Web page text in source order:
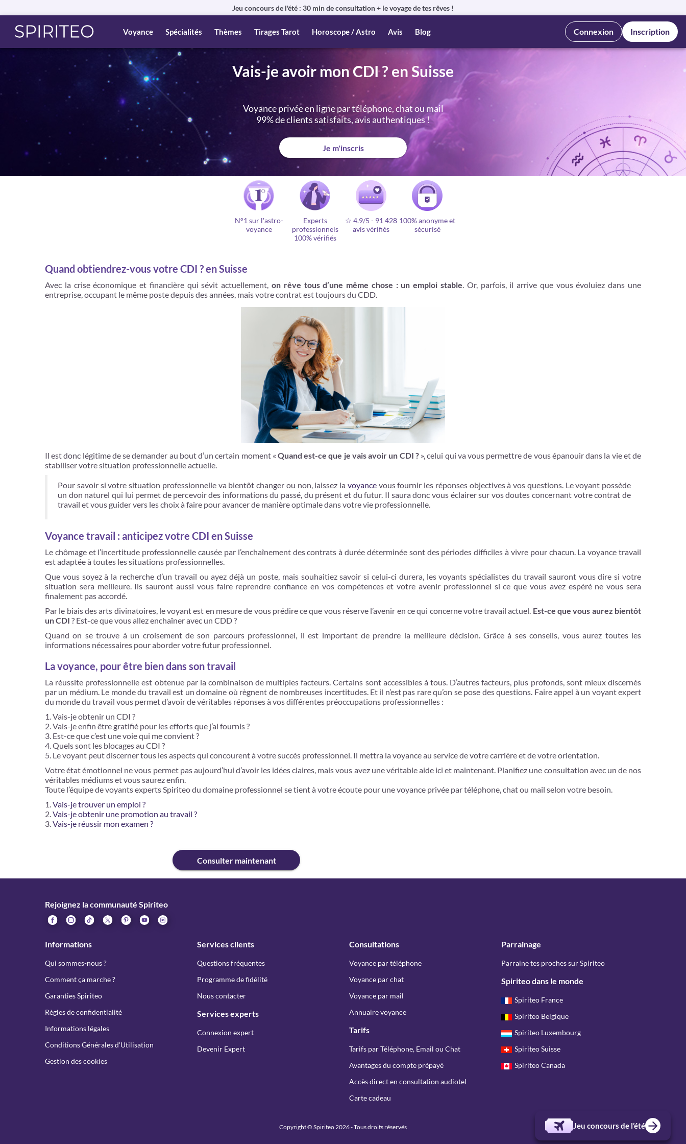
Jeu concours de l'été : 30 min de consultation + le voyage de tes rêves !
Voyance Spécialités Thèmes Tirages Tarot Horoscope / Astro Avis Blog Connexion Inscription
Vais-je avoir mon CDI ? en Suisse
Voyance privée en ligne par téléphone, chat ou mail
99% de clients satisfaits, avis authentiques !
Je m'inscris
N°1 sur l'astro-
voyance
Experts
professionnels
100% vérifiés
☆ 4.9/5 - 91 428
avis vérifiés
100% anonyme et
sécurisé
Quand obtiendrez-vous votre CDI ? en Suisse
Avec la crise économique et financière qui sévit actuellement, on rêve tous d’une même chose : un emploi stable. Or, parfois, il arrive que vous évoluiez dans une
entreprise, occupant le même poste depuis des années, mais votre contrat est toujours du CDD.
Il est donc légitime de se demander au bout d’un certain moment « Quand est-ce que je vais avoir un CDI ?», celui qui va vous permettre de vous épanouir dans la vie et de
stabiliser votre situation professionnelle actuelle.
Pour savoir si votre situation professionnelle va bientôt changer ou non, laissez la voyancevous fournir les réponses objectives à vos questions. Le voyant possède
un don naturel qui lui permet de percevoir des informations du passé, du présent et du futur. Il saura donc vous éclairer sur vos doutes concernant votre contrat de
travail et vous guider vers les choix à faire pour avancer de manière optimale dans votre vie professionnelle.
Voyance travail : anticipez votre CDI en Suisse
Le chômage et l’incertitude professionnelle causée par l’enchaînement des contrats à durée déterminée sont des périodes difficiles à vivre pour chacun. La voyance travail
est adaptée à toutes les situations professionnelles.
Que vous soyez à la recherche d’un travail ou ayez déjà un poste, mais souhaitiez savoir si celui-ci durera, les voyants spécialistes du travail sauront vous dire si votre
situation sera meilleure. Ils sauront aussi vous faire reprendre confiance en vos compétences et votre avenir professionnel si ce que vous avez espéré ne vous sera
finalement pas accordé.
Par le biais des arts divinatoires, le voyant est en mesure de vous prédire ce que vous réserve l’avenir en ce qui concerne votre travail actuel. Est-ce que vous aurez bientôt
un CDI ? Est-ce que vous allez enchaîner avec un CDD ?
Quand on se trouve à un croisement de son parcours professionnel, il est important de prendre la meilleure décision. Grâce à ses conseils, vous aurez toutes les
informations nécessaires pour aborder votre futur professionnel.
La voyance, pour être bien dans son travail
La réussite professionnelle est obtenue par la combinaison de multiples facteurs. Certains sont accessibles à tous. D’autres facteurs, plus profonds, sont mieux discernés
par un médium. Le monde du travail est un domaine où règnent de nombreuses incertitudes. Et il n’est pas rare qu’on se pose des questions. Faire appel à un voyant expert
du monde du travail vous permet d’avoir de véritables réponses à vos différentes préoccupations professionnelles :
Vais-je obtenir un CDI ?
Vais-je enfin être gratifié pour les efforts que j’ai fournis ?
Est-ce que c’est une voie qui me convient ?
Quels sont les blocages au CDI ?
Le voyant peut discerner tous les aspects qui concourent à votre succès professionnel. Il mettra la voyance au service de votre carrière et de votre orientation.
Votre état émotionnel ne vous permet pas aujourd’hui d’avoir les idées claires, mais vous avez une véritable aide ici et maintenant. Planifiez une consultation avec un de nos
véritables médiums et vous saurez enfin.
Toute l’équipe de voyants experts Spiriteo du domaine professionnel se tient à votre écoute pour une voyance privée par téléphone, chat ou mail selon votre besoin.
Vais-je trouver un emploi ?
Vais-je obtenir une promotion au travail ?
Vais-je réussir mon examen ?
Consulter maintenant
Jeu concours de l’été
Rejoignez la communauté Spiriteo
Informations
Qui sommes-nous ?
Comment ça marche ?
Garanties Spiriteo
Règles de confidentialité
Informations légales
Conditions Générales d'Utilisation
Gestion des cookies
Services clients
Questions fréquentes
Programme de fidélité
Nous contacter
Services experts
Connexion expert
Devenir Expert
Consultations
Voyance par téléphone
Voyance par chat
Voyance par mail
Annuaire voyance
Tarifs
Tarifs par Téléphone, Email ou Chat
Avantages du compte prépayé
Accès direct en consultation audiotel
Carte cadeau
Parrainage
Parraine tes proches sur Spiriteo
Spiriteo dans le monde
Spiriteo France
Spiriteo Belgique
Spiriteo Luxembourg
Spiriteo Suisse
Spiriteo Canada
Copyright © Spiriteo 2026 - Tous droits réservés